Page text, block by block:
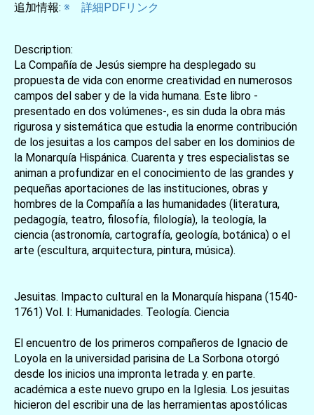
追加情報: ※ 詳細PDFリンク
Description:
La Compañía de Jesús siempre ha desplegado su
propuesta de vida con enorme creatividad en numerosos
campos del saber y de la vida humana. Este libro -
presentado en dos volúmenes-, es sin duda la obra más
rigurosa y sistemática que estudia la enorme contribución
de los jesuitas a los campos del saber en los dominios de
la Monarquía Hispánica. Cuarenta y tres especialistas se
animan a profundizar en el conocimiento de las grandes y
pequeñas aportaciones de las instituciones, obras y
hombres de la Compañía a las humanidades (literatura,
pedagogía, teatro, filosofía, filología), la teología, la
ciencia (astronomía, cartografía, geología, botánica) o el
arte (escultura, arquitectura, pintura, música).
Jesuitas. Impacto cultural en la Monarquía hispana (1540-
1761) Vol. I: Humanidades. Teología. Ciencia
El encuentro de los primeros compañeros de Ignacio de
Loyola en la universidad parisina de La Sorbona otorgó
desde los inicios una impronta letrada y. en parte.
académica a este nuevo grupo en la Iglesia. Los jesuitas
hicieron del escribir una de las herramientas apostólicas